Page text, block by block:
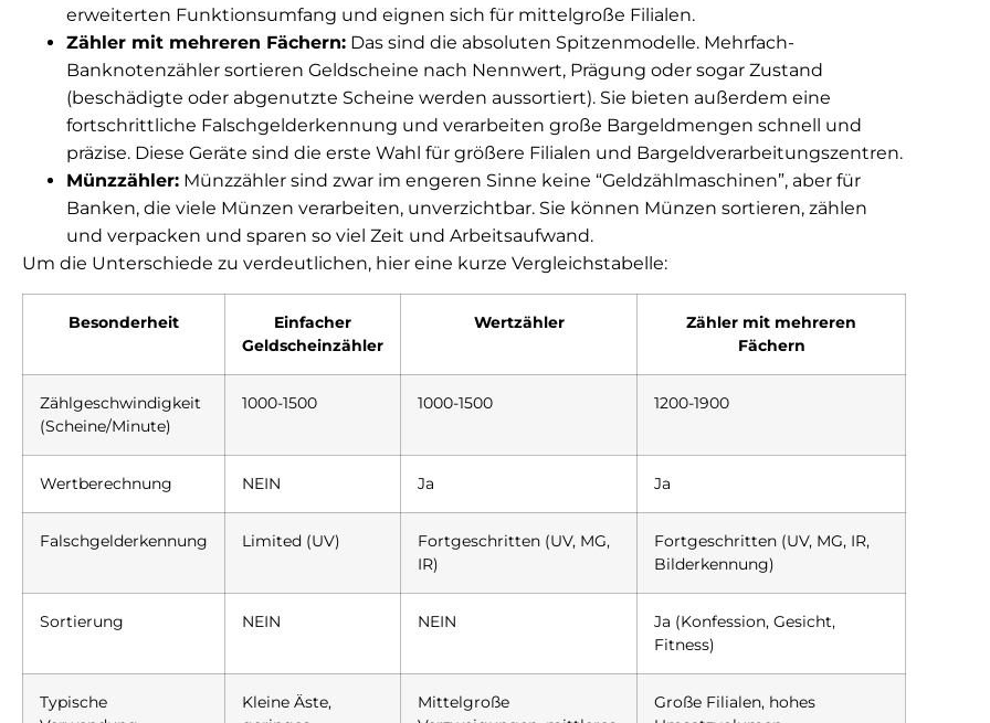
erweiterten Funktionsumfang und eignen sich für mittelgroße Filialen.
Zähler mit mehreren Fächern: Das sind die absoluten Spitzenmodelle. Mehrfach-
Banknotenzähler sortieren Geldscheine nach Nennwert, Prägung oder sogar Zustand
(beschädigte oder abgenutzte Scheine werden aussortiert). Sie bieten außerdem eine
fortschrittliche Falschgelderkennung und verarbeiten große Bargeldmengen schnell und
präzise. Diese Geräte sind die erste Wahl für größere Filialen und Bargeldverarbeitungszentren.
Münzzähler: Münzzähler sind zwar im engeren Sinne keine “Geldzählmaschinen”, aber für
Banken, die viele Münzen verarbeiten, unverzichtbar. Sie können Münzen sortieren, zählen
und verpacken und sparen so viel Zeit und Arbeitsaufwand.
Um die Unterschiede zu verdeutlichen, hier eine kurze Vergleichstabelle:
Besonderheit
Einfacher
Geldscheinzähler
Wertzähler
Zähler mit mehreren
Fächern
Zählgeschwindigkeit
(Scheine/Minute)
1000-1500 1000-1500 1200-1900
Wertberechnung NEIN Ja Ja
Falschgelderkennung Limited (UV)
Fortgeschritten (UV, MG,
IR)
Fortgeschritten (UV, MG, IR,
Bilderkennung)
Sortierung NEIN NEIN
Ja (Konfession, Gesicht,
Fitness)
Typische
Kleine Äste,
Mittelgroße
Große Filialen, hohes